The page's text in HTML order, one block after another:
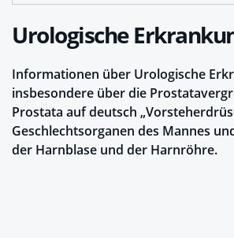
Urologische
Informationen über Urologische
insbesondere über die
Prostata auf deutsch
Geschlechtsorganen des Mannes
der Harnblase und der Harnröhre.